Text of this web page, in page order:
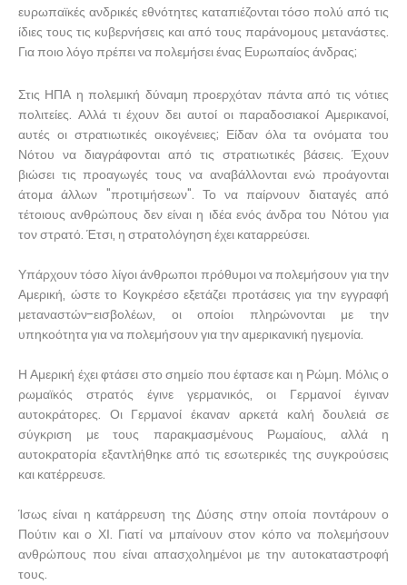
ευρωπαϊκές ανδρικές εθνότητες καταπιέζονται τόσο πολύ από τις
ίδιες τους τις κυβερνήσεις και από τους παράνομους μετανάστες.
Για ποιο λόγο πρέπει να πολεμήσει ένας Ευρωπαίος άνδρας;
Στις ΗΠΑ η πολεμική δύναμη προερχόταν πάντα από τις νότιες
πολιτείες. Αλλά τι έχουν δει αυτοί οι παραδοσιακοί Αμερικανοί,
αυτές οι στρατιωτικές οικογένειες; Είδαν όλα τα ονόματα του
Νότου να διαγράφονται από τις στρατιωτικές βάσεις. Έχουν
βιώσει τις προαγωγές τους να αναβάλλονται ενώ προάγονται
άτομα άλλων "προτιμήσεων". Το να παίρνουν διαταγές από
τέτοιους ανθρώπους δεν είναι η ιδέα ενός άνδρα του Νότου για
τον στρατό. Έτσι, η στρατολόγηση έχει καταρρεύσει.
Υπάρχουν τόσο λίγοι άνθρωποι πρόθυμοι να πολεμήσουν για την
Αμερική, ώστε το Κογκρέσο εξετάζει προτάσεις για την εγγραφή
μεταναστών-εισβολέων, οι οποίοι πληρώνονται με την
υπηκοότητα για να πολεμήσουν για την αμερικανική ηγεμονία.
Η Αμερική έχει φτάσει στο σημείο που έφτασε και η Ρώμη. Μόλις ο
ρωμαϊκός στρατός έγινε γερμανικός, οι Γερμανοί έγιναν
αυτοκράτορες. Οι Γερμανοί έκαναν αρκετά καλή δουλειά σε
σύγκριση με τους παρακμασμένους Ρωμαίους, αλλά η
αυτοκρατορία εξαντλήθηκε από τις εσωτερικές της συγκρούσεις
και κατέρρευσε.
Ίσως είναι η κατάρρευση της Δύσης στην οποία ποντάρουν ο
Πούτιν και ο ΧΙ. Γιατί να μπαίνουν στον κόπο να πολεμήσουν
ανθρώπους που είναι απασχολημένοι με την αυτοκαταστροφή
τους.